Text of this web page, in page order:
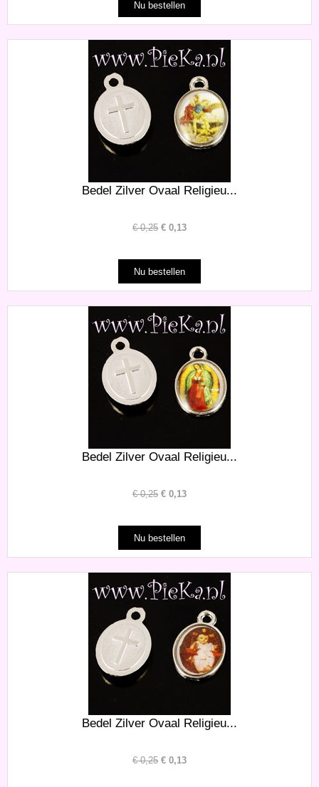
Bedel Zilver Ovaal Religieu...
€0,25 € 0,13
Bedel Zilver Ovaal Religieu...
€0,25 € 0,13
Bedel Zilver Ovaal Religieu...
€0,25 € 0,13